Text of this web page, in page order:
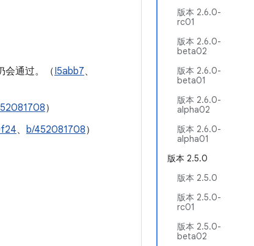
版本 2.6.0-
rc01
版本 2.6.0-
beta02
版本 2.6.0-
beta01
版本 2.6.0-
alpha02
版本 2.6.0-
alpha01
版本 2.5.0
版本 2.5.0
版本 2.5.0-
rc01
版本 2.5.0-
beta02
会通过。（I5abb7、
）
、 b/452081708）